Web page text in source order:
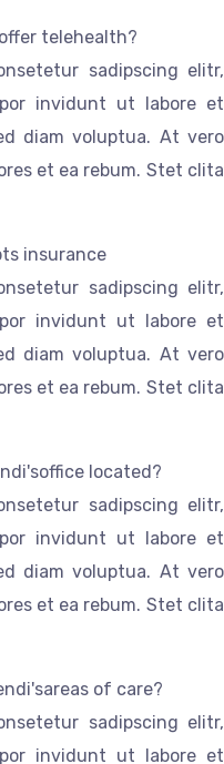
telehealth?
sadipscing elitr,
invidunt ut labore et
diam voluptua. At vero
et ea rebum. Stet clita
insurance
sadipscing elitr,
invidunt ut labore et
diam voluptua. At vero
et ea rebum. Stet clita
located?
sadipscing elitr,
invidunt ut labore et
diam voluptua. At vero
et ea rebum. Stet clita
of care?
sadipscing elitr,
invidunt ut labore et